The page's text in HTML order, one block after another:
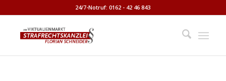
24/7-Notruf: 0162 - 42 46 843